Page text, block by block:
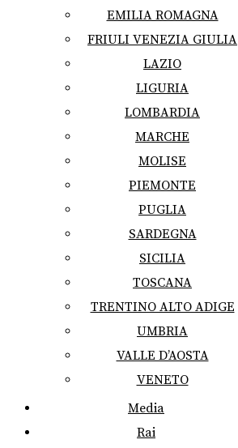
EMILIA ROMAGNA
FRIULI VENEZIA GIULIA
LAZIO
LIGURIA
LOMBARDIA
MARCHE
MOLISE
PIEMONTE
PUGLIA
SARDEGNA
SICILIA
TOSCANA
TRENTINO ALTO ADIGE
UMBRIA
VALLE D’AOSTA
VENETO
Media
Rai